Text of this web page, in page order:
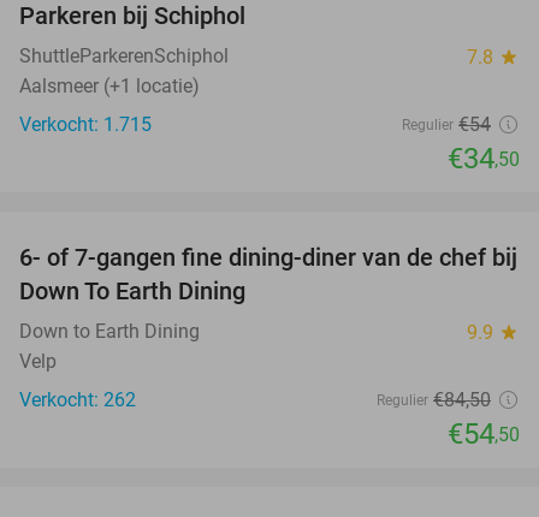
Parkeren bij Schiphol
ShuttleParkerenSchiphol 7.8 star
Aalsmeer (+1 locatie)
Verkocht: 1.715
Regulier €54
€34,50
36%
6- of 7-gangen fine dining-diner van de chef bij
Down To Earth Dining
Down to Earth Dining 9.9 star
Velp
Verkocht: 262
Regulier €84,50
€54,50